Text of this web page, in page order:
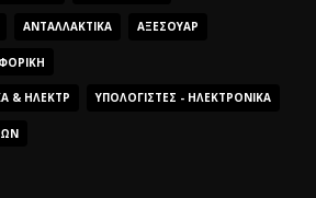
ΑΝΤΑΛΛΑΚΤΙΚΆ ΑΞΕΣΟΥΆΡ
& ΗΛΕΚΤΡ ΥΠΟΛΟΓΙΣΤΈΣ - ΗΛΕΚΤΡΟΝΙΚΆ